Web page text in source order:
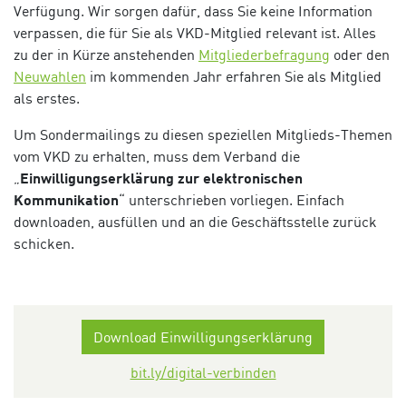
Verfügung. Wir sorgen dafür, dass Sie keine Information
verpassen, die für Sie als VKD-Mitglied relevant ist. Alles
zu der in Kürze anstehenden Mitgliederbefragung oder den
Neuwahlen im kommenden Jahr erfahren Sie als Mitglied
als erstes.
Um Sondermailings zu diesen speziellen Mitglieds-Themen
vom VKD zu erhalten, muss dem Verband die
„Einwilligungserklärung zur elektronischen
Kommunikation“ unterschrieben vorliegen. Einfach
downloaden, ausfüllen und an die Geschäftsstelle zurück
schicken.
Download Einwilligungserklärung
bit.ly/digital-verbinden